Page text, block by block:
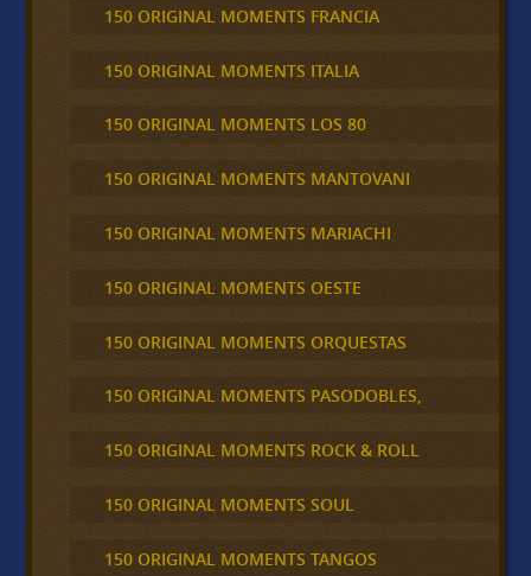
150 ORIGINAL MOMENTS FRANCIA
150 ORIGINAL MOMENTS ITALIA
150 ORIGINAL MOMENTS LOS 80
150 ORIGINAL MOMENTS MANTOVANI
150 ORIGINAL MOMENTS MARIACHI
150 ORIGINAL MOMENTS OESTE
150 ORIGINAL MOMENTS ORQUESTAS
150 ORIGINAL MOMENTS PASODOBLES,
150 ORIGINAL MOMENTS ROCK & ROLL
150 ORIGINAL MOMENTS SOUL
150 ORIGINAL MOMENTS TANGOS